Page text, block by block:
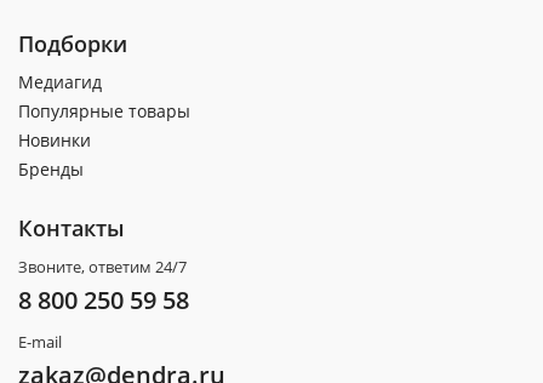
Подборки
Медиагид
Популярные товары
Новинки
Бренды
Контакты
Звоните, ответим 24/7
8 800 250 59 58
E-mail
zakaz@dendra.ru